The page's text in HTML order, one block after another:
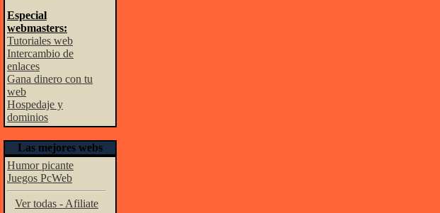
Especial
webmasters:
Tutoriales web
Intercambio de
enlaces
Gana dinero con tu
web
Hospedaje y
dominios
Las mejores webs
Humor picante
Juegos PcWeb
Ver todas - Afiliate